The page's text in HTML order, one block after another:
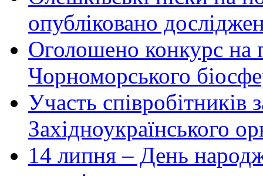
опубліковано
Оголошено конкурс на
Чорноморського
Участь співробітників
Західноукраїнського
14 липня – День